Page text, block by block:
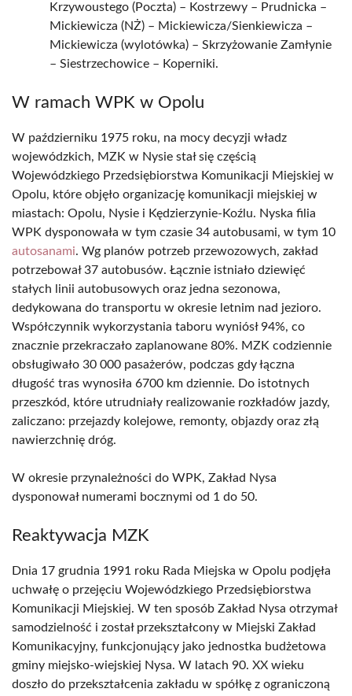
Krzywoustego (Poczta) – Kostrzewy – Prudnicka –
Mickiewicza (NŻ) – Mickiewicza/Sienkiewicza –
Mickiewicza (wylotówka) – Skrzyżowanie Zamłynie
– Siestrzechowice – Koperniki.
W ramach WPK w Opolu
W październiku 1975 roku, na mocy decyzji władz
wojewódzkich, MZK w Nysie stał się częścią
Wojewódzkiego Przedsiębiorstwa Komunikacji Miejskiej w
Opolu, które objęło organizację komunikacji miejskiej w
miastach: Opolu, Nysie i Kędzierzynie-Koźlu. Nyska filia
WPK dysponowała w tym czasie 34 autobusami, w tym 10
autosanami. Wg planów potrzeb przewozowych, zakład
potrzebował 37 autobusów. Łącznie istniało dziewięć
stałych linii autobusowych oraz jedna sezonowa,
dedykowana do transportu w okresie letnim nad jezioro.
Współczynnik wykorzystania taboru wyniósł 94%, co
znacznie przekraczało zaplanowane 80%. MZK codziennie
obsługiwało 30 000 pasażerów, podczas gdy łączna
długość tras wynosiła 6700 km dziennie. Do istotnych
przeszkód, które utrudniały realizowanie rozkładów jazdy,
zaliczano: przejazdy kolejowe, remonty, objazdy oraz złą
nawierzchnię dróg.
W okresie przynależności do WPK, Zakład Nysa
dysponował numerami bocznymi od 1 do 50.
Reaktywacja MZK
Dnia 17 grudnia 1991 roku Rada Miejska w Opolu podjęła
uchwałę o przejęciu Wojewódzkiego Przedsiębiorstwa
Komunikacji Miejskiej. W ten sposób Zakład Nysa otrzymał
samodzielność i został przekształcony w Miejski Zakład
Komunikacyjny, funkcjonujący jako jednostka budżetowa
gminy miejsko-wiejskiej Nysa. W latach 90. XX wieku
doszło do przekształcenia zakładu w spółkę z ograniczoną